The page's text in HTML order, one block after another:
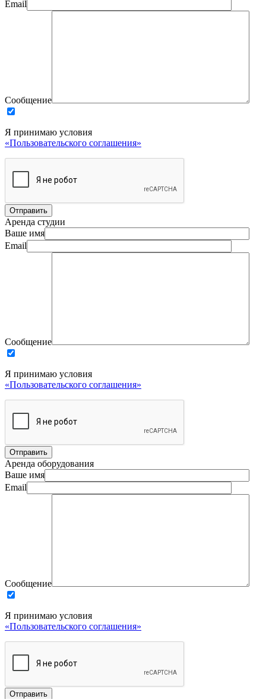
Email
Сообщение
Я принимаю условия
«Пользовательского соглашения»
Аренда студии
Ваше имя
Email
Сообщение
Я принимаю условия
«Пользовательского соглашения»
Аренда оборудования
Ваше имя
Email
Сообщение
Я принимаю условия
«Пользовательского соглашения»